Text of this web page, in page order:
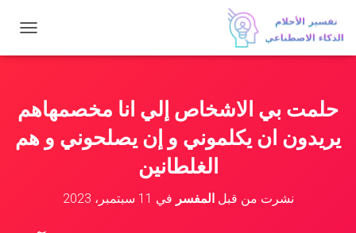
ب
ا
ت
حلمت بي الاشخاص إلي انا مخصمهاهم
يريدون ان يكلموني و إن يصلحوني و هم
الغلطانين
نشرت من قبلالمفسر في 11 سبتمبر، 2023